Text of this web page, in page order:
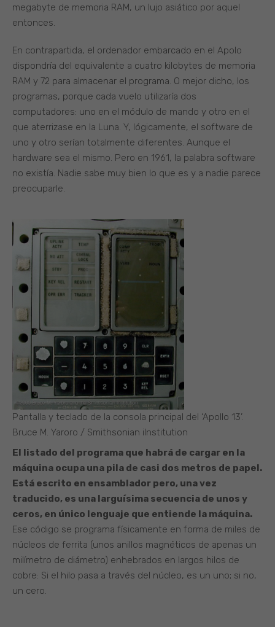
megabyte de memoria RAM, un lujo asiático por aquel
entonces.
En contrapartida, el ordenador embarcado en el Apolo
dispondría del equivalente a cuatro kilobytes de memoria
RAM y 72 para almacenar el programa. O mejor dicho, los
programas, porque cada vuelo utilizaría dos
computadores: uno en el módulo de mando y otro en el
que aterrizase en la Luna. Y, lógicamente, el software de
uno y otro serían totalmente diferentes. Aunque el
hardware sea el mismo. Pero en 1961, la palabra software
no existía. Nadie sabe muy bien lo que es y a nadie parece
preocuparle.
Pantalla y teclado de la consola principal del ‘Apollo 13’.
Bruce M. Yaroro / Smithsonian iInstitution
El listado del programa que habrá de cargar en la
máquina ocupa una pila de casi dos metros de papel.
Está escrito en ensamblador pero, una vez
traducido, es una larguísima secuencia de unos y
ceros, en único lenguaje que entiende la máquina.
Ese código se programa físicamente en forma de miles de
núcleos de ferrita (unos anillos magnéticos de apenas un
milímetro de diámetro) enhebrados en largos hilos de
cobre: Si el hilo pasa a través del núcleo, es un uno; si no,
un cero.